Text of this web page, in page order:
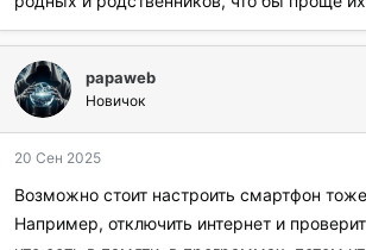
papaweb
Новичок
20 Сен 2025
Возможно стоит настроить смартфон
Например, отключить интернет и